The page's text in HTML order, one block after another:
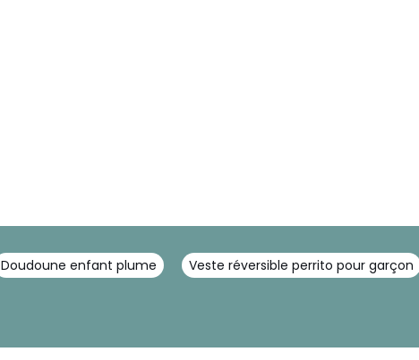
Doudoune enfant plume Veste réversible perrito pour garçon